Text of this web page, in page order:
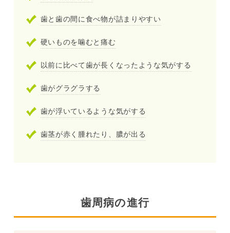
歯と歯の間に食べ物が詰まりやすい
硬いものを噛むと痛む
以前に比べて歯が長くなったような気がする
歯がグラグラする
歯が浮いているような気がする
歯茎が赤く腫れたり、膿が出る
歯周病の進行